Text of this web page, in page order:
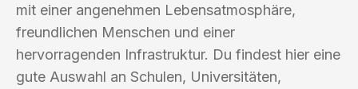
mit einer angenehmen Lebensatmosphäre,
freundlichen Menschen und einer
hervorragenden Infrastruktur. Du findest hier eine
gute Auswahl an Schulen, Universitäten,